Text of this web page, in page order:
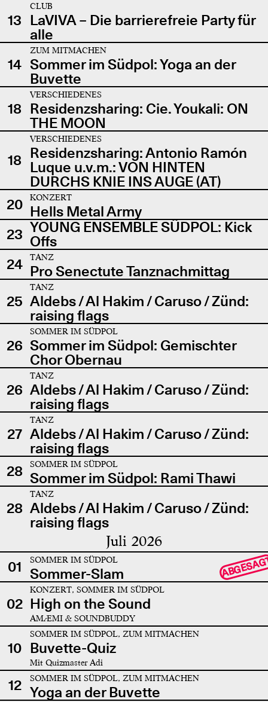
13
CLUB
LaVIVA – Die barrierefreie Party für
alle
14
ZUM MITMACHEN
Sommer im Südpol: Yoga an der
Buvette
18
VERSCHIEDENES
Residenzsharing: Cie. Youkali: ON
THE MOON
18
VERSCHIEDENES
Residenzsharing: Antonio Ramón
Luque u.v.m.: VON HINTEN
DURCHS KNIE INS AUGE (AT)
20
KONZERT
Hells Metal Army
23 YOUNG ENSEMBLE SÜDPOL: Kick
Offs
24
TANZ
Pro Senectute Tanznachmittag
25
TANZ
Aldebs / Al Hakim / Caruso / Zünd:
raising flags
26
SOMMER IM SÜDPOL
Sommer im Südpol: Gemischter
Chor Obernau
26
TANZ
Aldebs / Al Hakim / Caruso / Zünd:
raising flags
27
TANZ
Aldebs / Al Hakim / Caruso / Zünd:
raising flags
28
SOMMER IM SÜDPOL
Sommer im Südpol: Rami Thawi
28
TANZ
Aldebs / Al Hakim / Caruso / Zünd:
raising flags
Juli 2026
01 SOMMER IM SÜDPOL
Sommer-Slam
02
KONZERT, SOMMER IM SÜDPOL
High on the Sound
AMÆMI & SOUNDBUDDY
10
SOMMER IM SÜDPOL, ZUM MITMACHEN
Buvette-Quiz
Mit Quizmaster Adi
12 SOMMER IM SÜDPOL, ZUM MITMACHEN
Yoga an der Buvette